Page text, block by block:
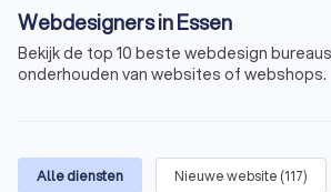
Webdesigners in Essen
Bekijk de top 10 beste webdesign
onderhouden van websites of webshops.
Alle diensten Nieuwe website (117)